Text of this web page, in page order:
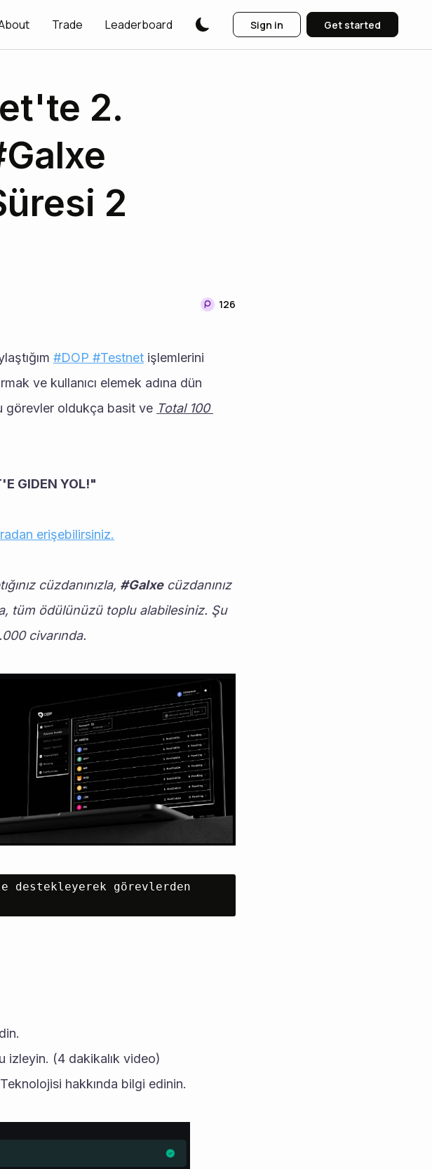
Trade Leaderboard Sign in Get started
2.
2
126
#DOP #Testnet işlemlerini
ve kullanıcı elemek adına dün
görevler oldukça basit ve Total 100
GIDEN YOL!"
erişebilirsiniz.
cüzdanınızla, #Galxe cüzdanınız
tüm ödülünüzü toplu alabilesiniz. Şu
civarında.
izleyin. (4 dakikalık video)
hakkında bilgi edinin.